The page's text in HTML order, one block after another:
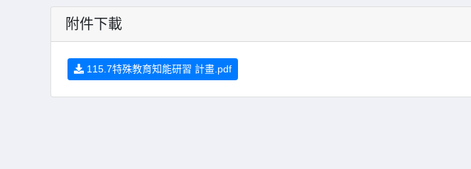
附件下載
115.7特殊教育知能研習 計畫.pdf